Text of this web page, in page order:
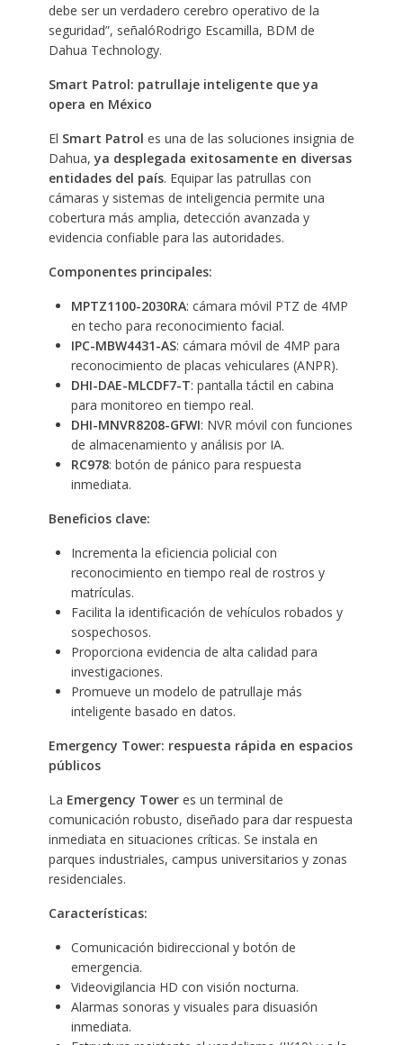
debe ser un verdadero cerebro operativo de la
seguridad”, señalóRodrigo Escamilla, BDM de
Dahua Technology.
Smart Patrol: patrullaje inteligente que ya
opera en México
El Smart Patrol es una de las soluciones insignia de
Dahua,ya desplegada exitosamente en diversas
entidades del país. Equipar las patrullas con
cámaras y sistemas de inteligencia permite una
cobertura más amplia, detección avanzada y
evidencia confiable para las autoridades.
Componentes principales:
MPTZ1100-2030RA: cámara móvil PTZ de 4MP
en techo para reconocimiento facial.
IPC-MBW4431-AS: cámara móvil de 4MP para
reconocimiento de placas vehiculares (ANPR).
DHI-DAE-MLCDF7-T: pantalla táctil en cabina
para monitoreo en tiempo real.
DHI-MNVR8208-GFWI: NVR móvil con funciones
de almacenamiento y análisis por IA.
RC978: botón de pánico para respuesta
inmediata.
Beneficios clave:
Incrementa la eficiencia policial con
reconocimiento en tiempo real de rostros y
matrículas.
Facilita la identificación de vehículos robados y
sospechosos.
Proporciona evidencia de alta calidad para
investigaciones.
Promueve un modelo de patrullaje más
inteligente basado en datos.
Emergency Tower: respuesta rápida en espacios
públicos
La Emergency Toweres un terminal de
comunicación robusto, diseñado para dar respuesta
inmediata en situaciones críticas. Se instala en
parques industriales, campus universitarios y zonas
residenciales.
Características:
Comunicación bidireccional y botón de
emergencia.
Videovigilancia HD con visión nocturna.
Alarmas sonoras y visuales para disuasión
inmediata.